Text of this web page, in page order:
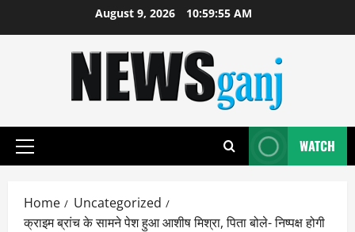
August 9, 2026 10:59:56 AM
Primary
WATCH
Home
Uncategorized
क्राइम ब्रांच के सामने पेश हुआ आशीष मिश्रा, पिता बोले- निष्पक्ष होगी